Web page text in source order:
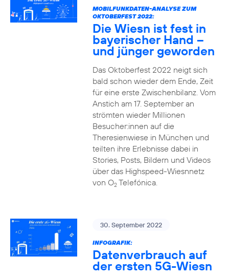
MOBILFUNKDATEN-ANALYSE ZUM
OKTOBERFEST 2022:
Die Wiesn ist fest in
bayerischer Hand –
und jünger geworden
Das Oktoberfest 2022 neigt sich
bald schon wieder dem Ende, Zeit
für eine erste Zwischenbilanz. Vom
Anstich am 17. September an
strömten wieder Millionen
Besucher:innen auf die
Theresienwiese in München und
teilten ihre Erlebnisse dabei in
Stories, Posts, Bildern und Videos
über das Highspeed-Wiesnnetz
von O2Telefónica.
30. September 2022
INFOGRAFIK:
Datenverbrauch auf
der ersten 5G-Wiesn